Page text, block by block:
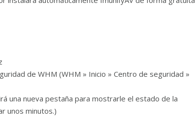
de WHM (WHM » Inicio » Centro de seguridad »
una nueva pestaña para mostrarle el estado de la
unos minutos.)